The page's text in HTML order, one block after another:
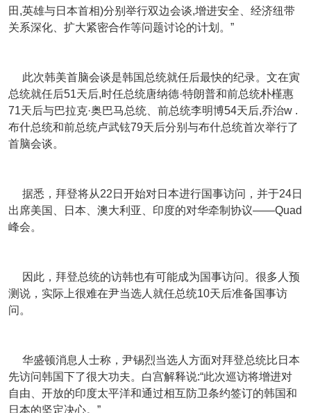
田,英雄与日本首相)分别举行双边会谈,增进安全、经济纽带
关系深化、扩大紧密合作等问题讨论的计划。”
此次韩美首脑会谈是韩国总统就任后最快的纪录。文在寅
总统就任后51天后,时任总统唐纳德·特朗普和前总统朴槿惠
71天后与巴拉克·奥巴马总统、前总统李明博54天后,乔治w .
布什总统和前总统卢武铉79天后分别与布什总统首次举行了
首脑会谈。
据悉，拜登将从22日开始对日本进行国事访问，并于24日
出席美国、日本、澳大利亚、印度的对华牵制协议——Quad
峰会。
因此，拜登总统的访韩也有可能成为国事访问。很多人预
测说，实际上很难在尹当选人就任总统10天后准备国事访
问。
华盛顿消息人士称，尹锡烈当选人方面对拜登总统比日本
先访问韩国下了很大功夫。白宫解释说:“此次巡访将增进对
自由、开放的印度太平洋和通过相互防卫条约签订的韩国和
日本的坚定决心。”